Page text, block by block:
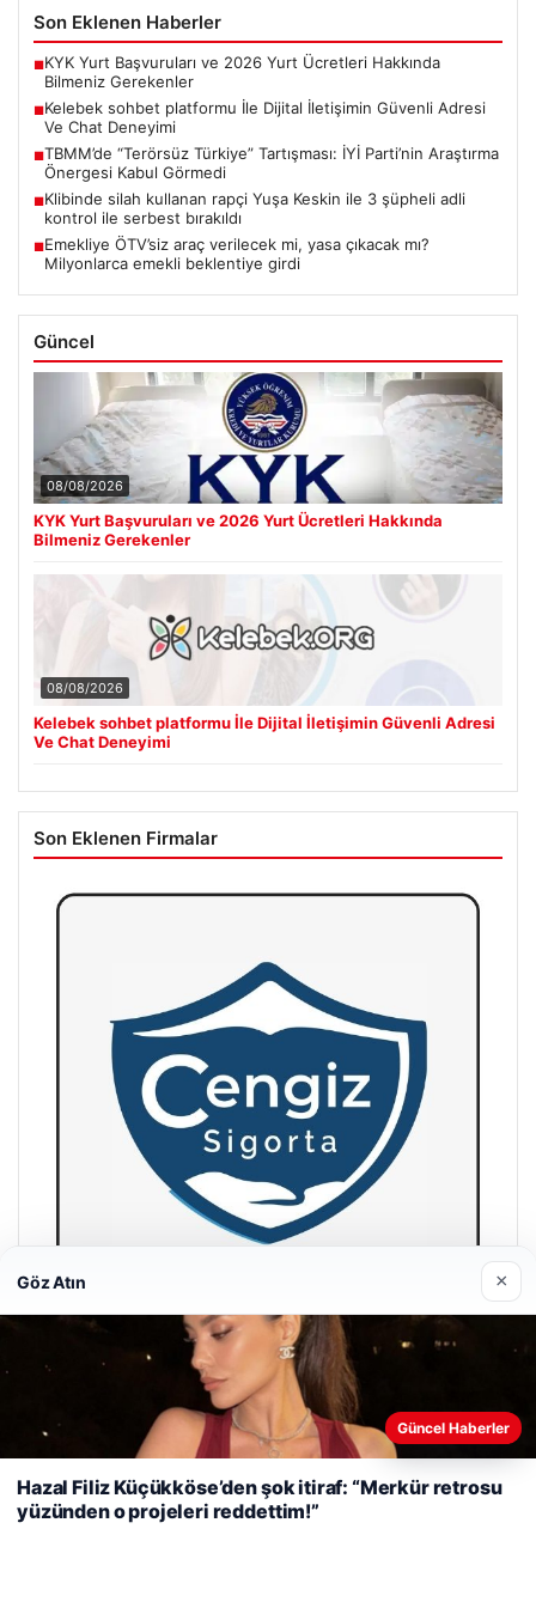
Son Eklenen Haberler
■KYK Yurt Başvuruları ve 2026 Yurt Ücretleri Hakkında
Bilmeniz Gerekenler
■Kelebek sohbet platformu İle Dijital İletişimin Güvenli Adresi
Ve Chat Deneyimi
■TBMM’de “Terörsüz Türkiye” Tartışması: İYİ Parti’nin Araştırma
Önergesi Kabul Görmedi
■Klibinde silah kullanan rapçi Yuşa Keskin ile 3 şüpheli adli
kontrol ile serbest bırakıldı
■Emekliye ÖTV’siz araç verilecek mi, yasa çıkacak mı?
Milyonlarca emekli beklentiye girdi
Güncel
08/08/2026
KYK Yurt Başvuruları ve 2026 Yurt Ücretleri Hakkında
Bilmeniz Gerekenler
08/08/2026
Kelebek sohbet platformu İle Dijital İletişimin Güvenli Adresi
Ve Chat Deneyimi
Son Eklenen Firmalar
Hastaş Beton
Web sitemizi nasıl kullandığınızı daha iyi anlayabilmek,
deneyiminizi kişiselleştirmek ve geliştirmek amacıyla çerezler
kullanıyoruz.Çerez Politikamız
Reddet Kabul Et
Göz Atın ×
Güncel Haberler
Hazal Filiz Küçükköse’den şok itiraf: “Merkür retrosu
yüzünden o projeleri reddettim!”